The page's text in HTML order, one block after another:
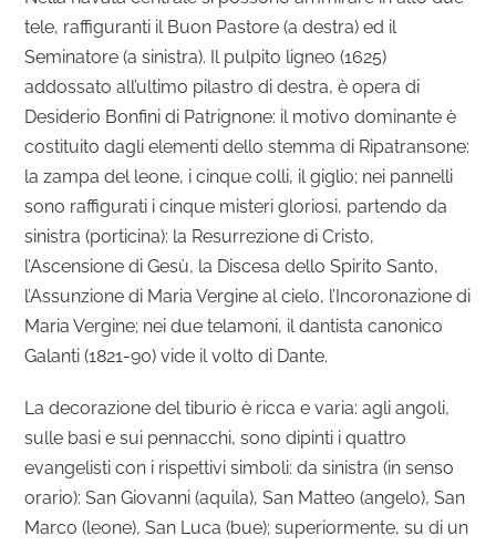
tele, raffiguranti il Buon Pastore (a destra) ed il
Seminatore (a sinistra). Il pulpito ligneo (1625)
addossato all’ultimo pilastro di destra, è opera di
Desiderio Bonfini di Patrignone: il motivo dominante è
costituito dagli elementi dello stemma di Ripatransone:
la zampa del leone, i cinque colli, il giglio; nei pannelli
sono raffigurati i cinque misteri gloriosi, partendo da
sinistra (porticina): la Resurrezione di Cristo,
l’Ascensione di Gesù, la Discesa dello Spirito Santo,
l’Assunzione di Maria Vergine al cielo, l’Incoronazione di
Maria Vergine; nei due telamoni, il dantista canonico
Galanti (1821-90) vide il volto di Dante.
La decorazione del tiburio è ricca e varia: agli angoli,
sulle basi e sui pennacchi, sono dipinti i quattro
evangelisti con i rispettivi simboli: da sinistra (in senso
orario): San Giovanni (aquila), San Matteo (angelo), San
Marco (leone), San Luca (bue); superiormente, su di un